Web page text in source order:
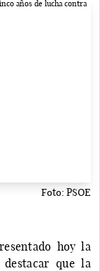
Foto: PSOE
hoy la
destacar que la